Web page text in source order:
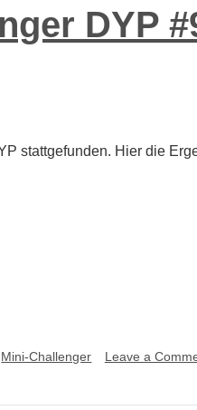
DYP
stattgefunden. Hier die
Mini-Challenger Leave a